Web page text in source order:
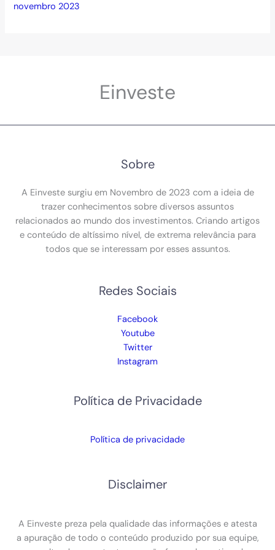
novembro 2023
Einveste
Sobre
A Einveste surgiu em Novembro de 2023 com a ideia de
trazer conhecimentos sobre diversos assuntos
relacionados ao mundo dos investimentos. Criando artigos
e conteúdo de altíssimo nível, de extrema relevância para
todos que se interessam por esses assuntos.
Redes Sociais
Facebook
Youtube
Twitter
Instagram
Política de Privacidade
Política de privacidade
Disclaimer
A Einveste preza pela qualidade das informações e atesta
a apuração de todo o conteúdo produzido por sua equipe,